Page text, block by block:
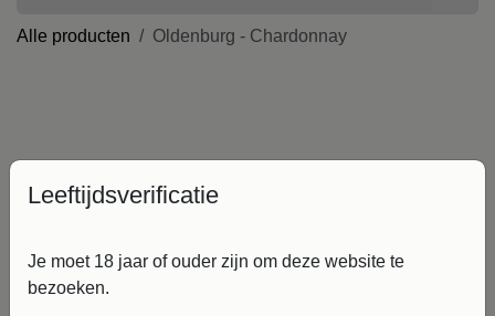
Leeftijdsverificatie
Je moet 18 jaar of ouder zijn om deze website te
bezoeken.
Alle producten Oldenburg - Chardonnay